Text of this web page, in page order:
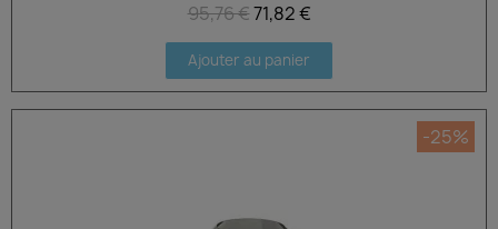
95,76 €71,82 €
Ajouter au panier
-25%